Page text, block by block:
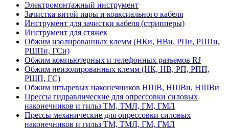
Электромонтажный инструмент
Зачистка витой пары и коаксиального кабеля
Инструмент для зачистки кабеля (стрипперы)
Инструмент для стяжек
Обжим изолированных клемм (НКи, НВи, РПи, РППи,
РШПи, ГСи)
Обжим компьютерных и телефонных разъемов RJ
Обжим неизолированных клемм (НК, НВ, РП, РПП,
РШП, ГС)
Обжим штыревых наконечников НШВ, НШВи, НШВи
Прессы гидравлические для опрессовки силовых
наконечников и гильз ТМ, ТМЛ, ГМ, ГМЛ
Прессы механические для опрессовки силовых
наконечников и гильз ТМ, ТМЛ, ГМ, ГМЛ